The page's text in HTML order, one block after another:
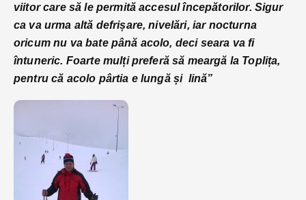
viitor care să le permită accesul începătorilor. Sigur
ca va urma altă defrișare, nivelări, iar nocturna
oricum nu va bate până acolo, deci seara va fi
întuneric. Foarte mulți preferă să meargă la Toplița,
pentru că acolo pârtia e lungă și lină”